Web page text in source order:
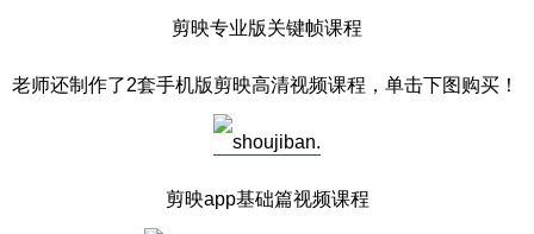
剪映专业版关键帧课程
老师还制作了2套手机版剪映高清视频课程，单击下图购买！
剪映app基础篇视频课程